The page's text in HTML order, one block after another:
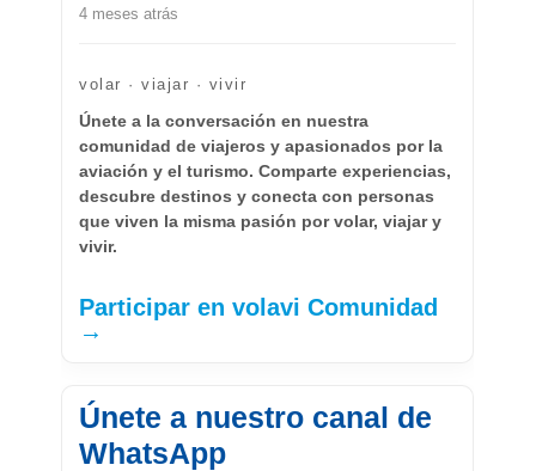
4 meses atrás
volar · viajar · vivir
Únete a la conversación en nuestra
comunidad de viajeros y apasionados por la
aviación y el turismo. Comparte experiencias,
descubre destinos y conecta con personas
que viven la misma pasión por volar, viajar y
vivir.
Participar en volavi Comunidad
→
Únete a nuestro canal de
WhatsApp